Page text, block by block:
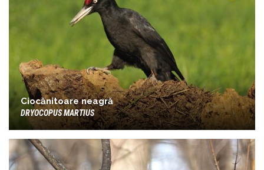
Ciocănitoare neagră
DRYOCOPUS MARTIUS